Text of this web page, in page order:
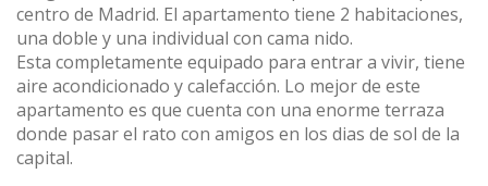
centro de Madrid. El apartamento tiene 2 habitaciones,
una doble y una individual con cama nido.
Esta completamente equipado para entrar a vivir, tiene
aire acondicionado y calefacción. Lo mejor de este
apartamento es que cuenta con una enorme terraza
donde pasar el rato con amigos en los dias de sol de la
capital.